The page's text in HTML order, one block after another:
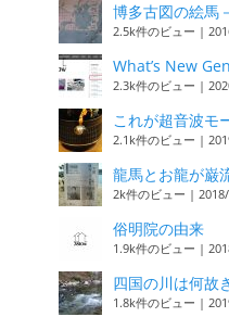
博多古図の絵馬
2.5k件のビュー |
What’s New
2.3k件のビュー |
これが超音波モ
2.1k件のビュー |
龍馬とお龍が巌
2k件のビュー |
俗明院の由来
1.9k件のビュー |
四国の川は何故
1.8k件のビュー |